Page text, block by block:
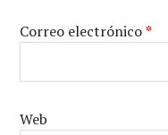
Correo electrónico*
Web